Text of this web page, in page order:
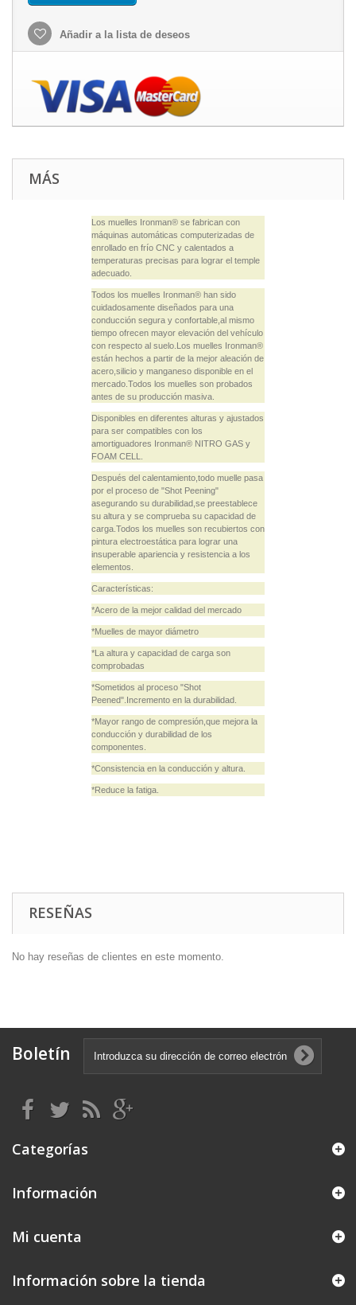
Añadir a la lista de deseos
MÁS
Los muelles Ironman® se fabrican con
máquinas automáticas computerizadas de
enrollado en frío CNC y calentados a
temperaturas precisas para lograr el temple
adecuado.
Todos los muelles Ironman® han sido
cuidadosamente diseñados para una
conducción segura y confortable,al mismo
tiempo ofrecen mayor elevación del vehículo
con respecto al suelo.Los muelles Ironman®
están hechos a partir de la mejor aleación de
acero,silicio y manganeso disponible en el
mercado.Todos los muelles son probados
antes de su producción masiva.
Disponibles en diferentes alturas y ajustados
para ser compatibles con los
amortiguadores Ironman® NITRO GAS y
FOAM CELL.
Después del calentamiento,todo muelle pasa
por el proceso de "Shot Peening"
asegurando su durabilidad,se preestablece
su altura y se comprueba su capacidad de
carga.Todos los muelles son recubiertos con
pintura electroestática para lograr una
insuperable apariencia y resistencia a los
elementos.
Características:
*Acero de la mejor calidad del mercado
*Muelles de mayor diámetro
*La altura y capacidad de carga son
comprobadas
*Sometidos al proceso "Shot
Peened".Incremento en la durabilidad.
*Mayor rango de compresión,que mejora la
conducción y durabilidad de los
componentes.
*Consistencia en la conducción y altura.
*Reduce la fatiga.
RESEÑAS
No hay reseñas de clientes en este momento.
Boletín
Categorías
Información
Mi cuenta
Información sobre la tienda